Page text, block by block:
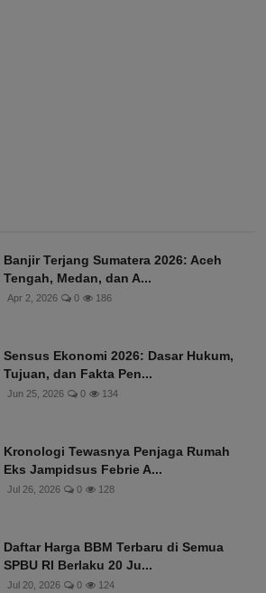
Banjir Terjang Sumatera 2026: Aceh
Tengah, Medan, dan A...
Apr 2, 2026 0 186
Sensus Ekonomi 2026: Dasar Hukum,
Tujuan, dan Fakta Pen...
Jun 25, 2026 0 134
Kronologi Tewasnya Penjaga Rumah
Eks Jampidsus Febrie A...
Jul 26, 2026 0 128
Daftar Harga BBM Terbaru di Semua
SPBU RI Berlaku 20 Ju...
Jul 20, 2026 0 124